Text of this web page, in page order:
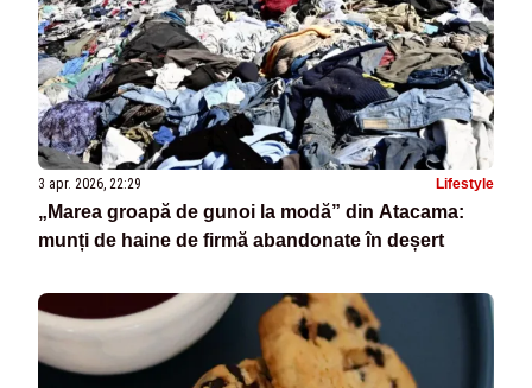
3 apr. 2026, 22:29 Lifestyle
„Marea groapă de gunoi la modă” din Atacama:
munți de haine de firmă abandonate în deșert